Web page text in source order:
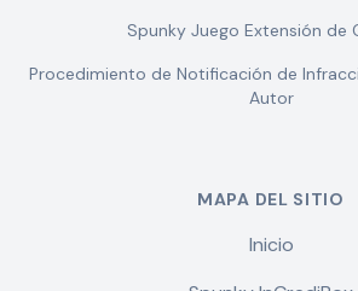
Spunky Juego Extensión de
Procedimiento de Notificación de
Autor
MAPA DEL SITIO
Inicio